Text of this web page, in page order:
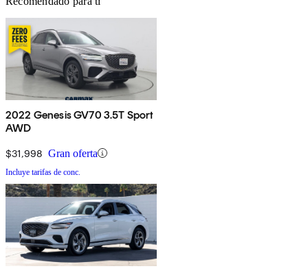
2022 Genesis GV70 3.5T Sport
AWD
$31,998 Gran oferta
Incluye tarifas de conc.